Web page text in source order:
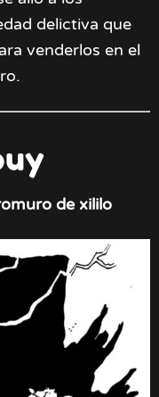
delictiva que
venderlos en el
de xililo